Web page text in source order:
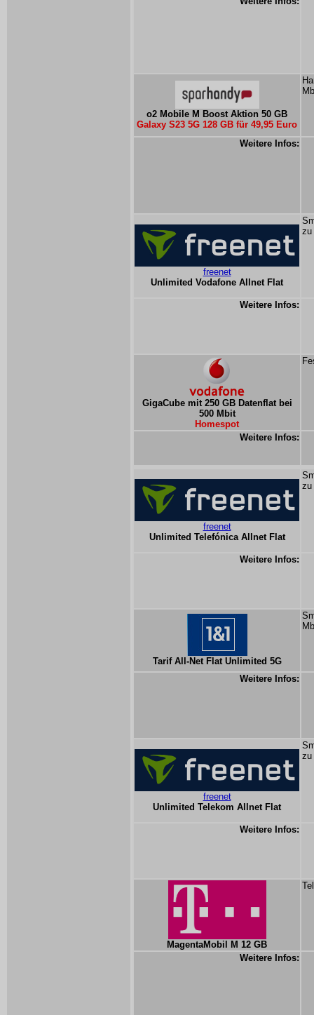
o2 Mobile M Boost Aktion 50 GB
Galaxy S23 5G 128 GB für 49,95 Euro
Weitere Infos:
freenet
Unlimited Vodafone Allnet Flat
zu
Weitere Infos:
GigaCube mit 250 GB Datenflat bei
500 Mbit
Homespot
Weitere Infos:
freenet
Unlimited Telefónica Allnet Flat
zu
Weitere Infos:
Tarif All-Net Flat Unlimited 5G
Weitere Infos:
freenet
Unlimited Telekom Allnet Flat
zu
Weitere Infos:
MagentaMobil M 12 GB
Weitere Infos: